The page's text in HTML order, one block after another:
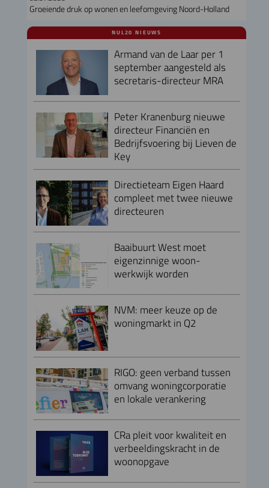
Groeiende druk op wonen en leefomgeving Noord-Holland
NUL20 NIEUWS
Armand van de Laar per 1
september aangesteld als
secretaris-directeur MRA
Peter Kranenburg nieuwe
directeur Financiën en
Bedrijfsvoering bij Lieven de
Key
Directieteam Eigen Haard
compleet met twee nieuwe
directeuren
Baaibuurt West moet
eigenzinnige woon-
werkwijk worden
NVM: meer keuze op de
woningmarkt in Q2
RIGO: geen verband tussen
omvang woningcorporatie
en lokale verankering
CRa pleit voor kwaliteit en
verbeeldingskracht in de
woonopgave